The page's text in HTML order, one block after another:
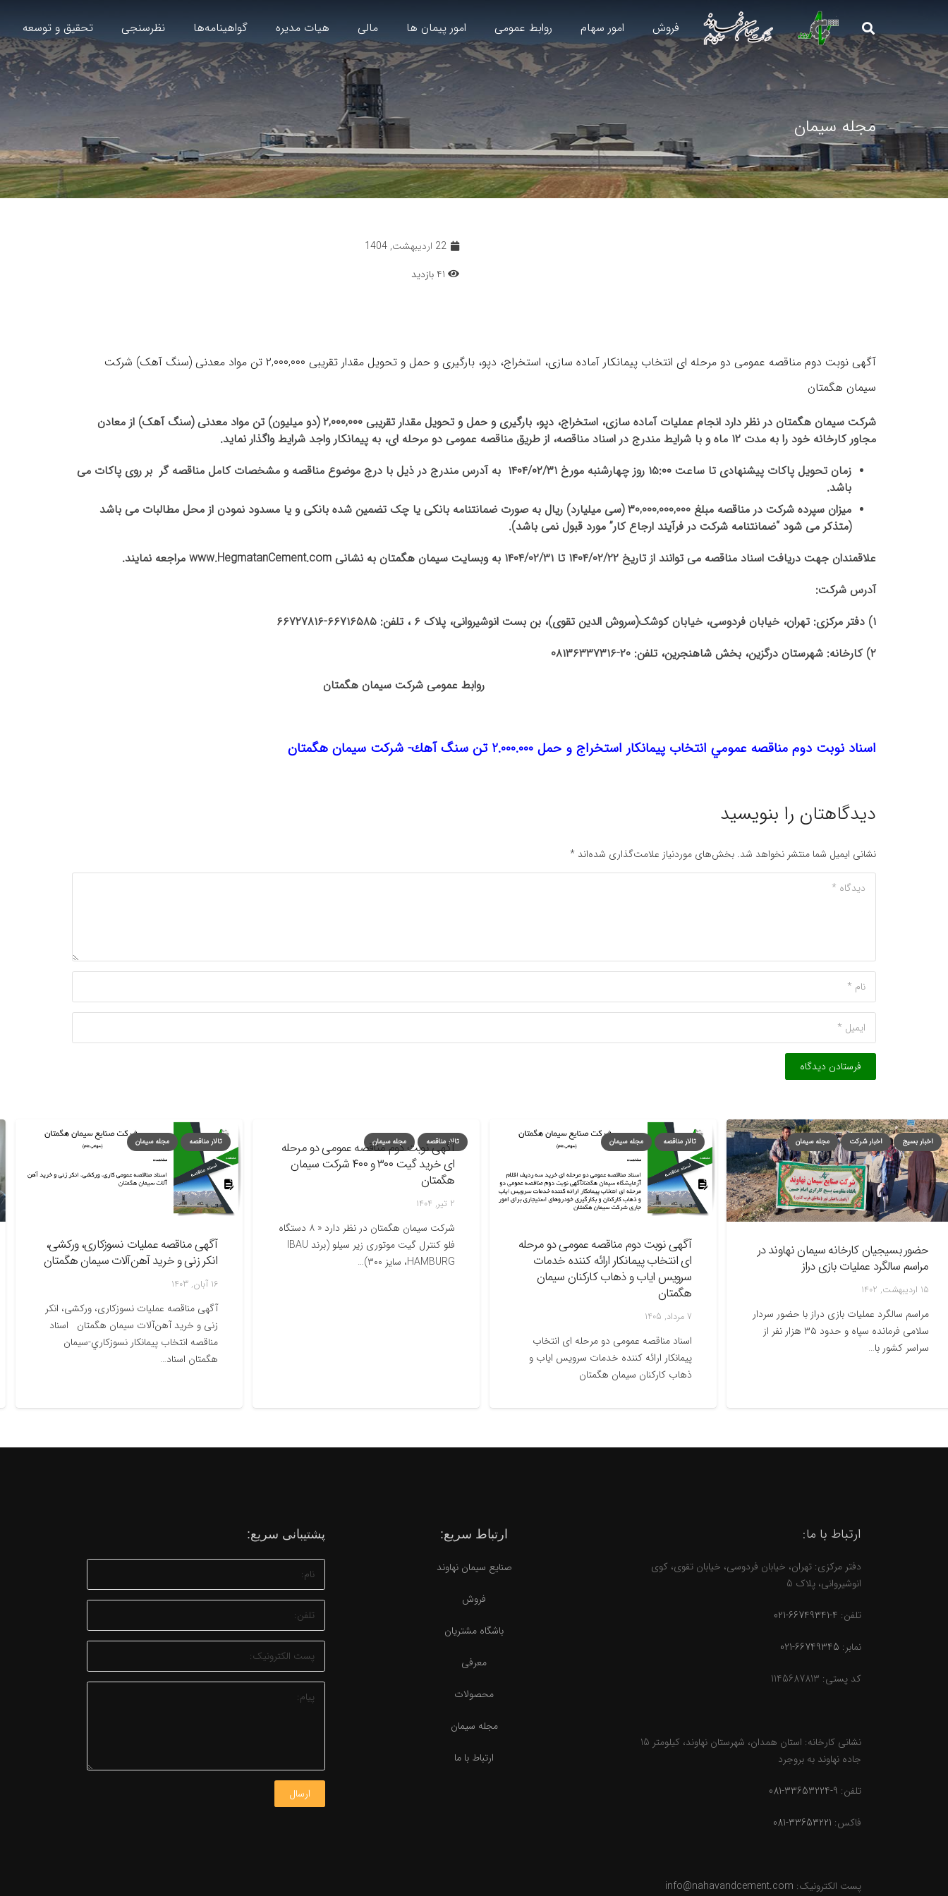
فروش امور سهام روابط عمومی امور پیمان ها مالی هیات مدیره گواهینامه‌ها نظرسنجی تحقیق و توسعه
مجله سیمان
22 اردیبهشت, 1404
آگهی نوبت دوم مناقصه عمومی دو مرحله ای انتخاب پیمانکار آماده سازی، استخراج، دپو، بارگیری و حمل و تحویل مقدار تقریبی ۲,۰۰۰,۰۰۰ تن مواد معدنی (سنگ آهک) شرکت
سیمان هگمتان
شرکت سیمان هگمتان در نظر دارد انجام عملیات آماده سازی، استخراج، دپو، بارگیری و حمل و تحویل مقدار تقریبی ۲,۰۰۰,۰۰۰(دو میلیون) تن مواد معدنی (سنگ آهک) از معادن
مجاور کارخانه خود را به مدت ۱۲ ماه و با شرایط مندرج در اسناد مناقصه، از طریق مناقصه عمومی دو مرحله ای، به پیمانکار واجد شرایط واگذار نماید.
زمان تحویل پاکات پیشنهادی تا ساعت ۱۵:۰۰ روز چهارشنبه مورخ ۱۴۰۴/۰۲/۳۱ به آدرس مندرج در ذیل با درج موضوع مناقصه و مشخصات کامل مناقصه گر بر روی پاکات می
باشد.
میزان سپرده شرکت در مناقصه مبلغ ۳۰,۰۰۰,۰۰۰,۰۰۰(سی میلیارد) ریال به صورت ضمانتنامه بانکی یا چک تضمین شده بانکی و یا مسدود نمودن از محل مطالبات می باشد
(متذکر می شود “ضمانتنامه شرکت در فرآیند ارجاع کار” مورد قبول نمی باشد).
علاقمندان جهت دریافت اسناد مناقصه می توانند از تاریخ ۱۴۰۴/۰۲/۲۲ تا ۱۴۰۴/۰۲/۳۱ به وبسایت سیمان هگمتان به نشانی
www.HegmatanCement.com مراجعه نمایند.
آدرس شرکت:
۱)‌ دفتر مرکزی: تهران، خیابان فردوسی، خیابان کوشک(سروش الدین تقوی)، بن بست انوشیروانی، پلاک ۶ ،‌ تلفن: ۶۶۷۱۶۵۸۵-۶۶۷۲۷۸۱۶
۲)‌ کارخانه: شهرستان درگزین، بخش شاهنجرین، تلفن: ۲۰-۰۸۱۳۶۳۳۷۳۱۶
روابط عمومی شرکت سیمان هگمتان
اسناد نوبت دوم مناقصه عمومي انتخاب پيمانكار استخراج و حمل 2.000.000 تن سنگ آهك- شركت سيمان هگمتان
دیدگاهتان را بنویسید
نشانی ایمیل شما منتشر نخواهد شد. بخش‌های موردنیاز علامت‌گذاری شده‌اند *
فرستادن دیدگاه
بسیج اخبار شرکت مجله سیمان
بسیجیان کارخانه سیمان نهاوند در
سالگرد عملیات بازی دراز
سالگرد عملیات بازی دراز با حضور سردار
سلامی فرمانده سپاه و حدود ۳۵ هزار نفر از
کشور با…
تالار مناقصه مجله سیمان
آگهی نوبت دوم مناقصه عمومی دو مرحله
ای انتخاب پیمانکار ارائه کننده خدمات
سرویس ایاب و ذهاب کارکنان سیمان
هگمتان
اسناد مناقصه عمومی دو مرحله ای انتخاب
پیمانکار ارائه کننده خدمات سرویس ایاب و
ذهاب کارکنان سیمان هگمتان
تالار مناقصه مجله سیمان
آگهی نوبت دوم مناقصه عمومی دو مرحله
ای خرید گیت ۳۰۰ و ۴۰۰ شرکت سیمان
هگمتان
شرکت سیمان هگمتان در نظر دارد « ۸ دستگاه
فلو کنترل گیت موتوری زیر سیلو (برند IBAU
HAMBURG، سایز ۳۰۰)…
تالار مناقصه مجله سیمان
آگهی مناقصه عملیات نسوزکاری، ورکشی،
انکر زنی و خرید آهن‌آلات سیمان هگمتان
آگهی مناقصه عملیات نسوزکاری، ورکشی، انکر
زنی و خرید آهن‌آلات سیمان هگمتان اسناد
مناقصه انتخاب پيمانكار نسوزكاري-سيمان
هگمتان اسناد…
ارتباط با ما:
دفتر مرکزی: تهران، خیابان فردوسی، خیابان تقوی، کوی
انوشیروانی، پلاک 5
تلفن: 4-66749341-021
نمابر: 66749345-021
کد پستی: 1145687813
نشانی کارخانه: استان همدان، شهرستان نهاوند، کیلومتر 15
جاده نهاوند به بروجرد
تلفن: 9-33653224-081
فاکس: 33653221-081
پست الکترونیک: info@nahavandcement.com
ارتباط سریع:
صنایع سیمان نهاوند
فروش
باشگاه مشتریان
معرفی
محصولات
مجله سیمان
ارتباط با ما
پشتیبانی سریع:
ارسال